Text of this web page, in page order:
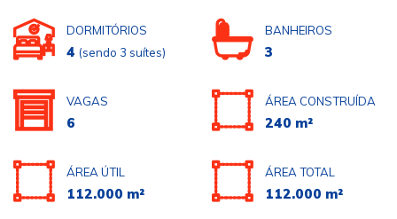
DORMITÓRIOS
4 (sendo 3 suítes)
BANHEIROS
3
VAGAS
6
ÁREA CONSTRUÍDA
240 m²
ÁREA ÚTIL
112.000 m²
ÁREA TOTAL
112.000 m²